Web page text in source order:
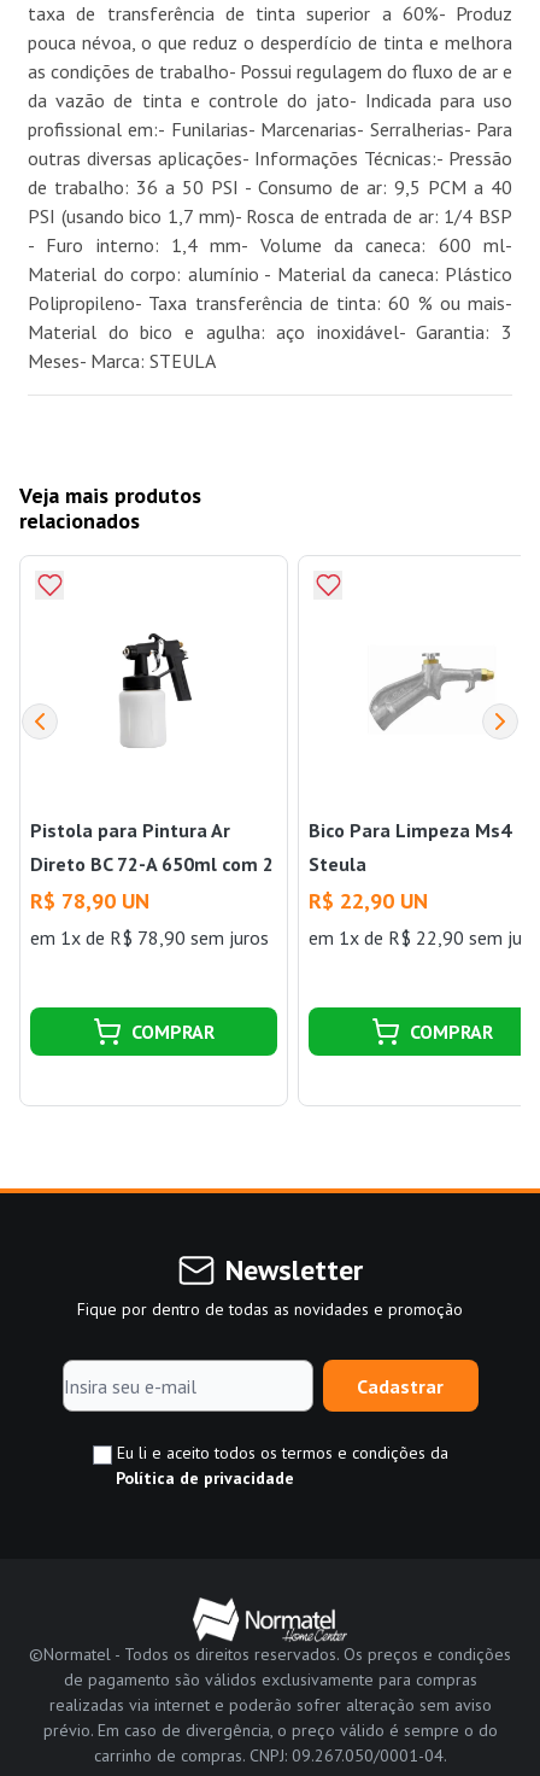
taxa de transferência de tinta superior a 60%- Produz
pouca névoa, o que reduz o desperdício de tinta e melhora
as condições de trabalho- Possui regulagem do fluxo de ar e
da vazão de tinta e controle do jato- Indicada para uso
profissional em:- Funilarias- Marcenarias- Serralherias- Para
outras diversas aplicações- Informações Técnicas:- Pressão
de trabalho: 36 a 50 PSI - Consumo de ar: 9,5 PCM a 40
PSI (usando bico 1,7 mm)- Rosca de entrada de ar: 1/4 BSP
- Furo interno: 1,4 mm- Volume da caneca: 600 ml-
Material do corpo: alumínio - Material da caneca: Plástico
Polipropileno- Taxa transferência de tinta: 60 % ou mais-
Material do bico e agulha: aço inoxidável- Garantia: 3
Meses- Marca: STEULA
Veja mais produtos
relacionados
Pistola para Pintura Ar
Direto BC 72-A 650ml com 2
Bicos Steula
R$ 78,90 UN
em 1x de R$ 78,90 sem juros
COMPRAR
Bico Para Limpeza Ms4
Steula
R$ 22,90 UN
em 1x de R$ 22,90 sem
COMPRAR
Newsletter
Fique por dentro de todas as novidades e promoção
Cadastrar
Eu li e aceito todos os termos e condições da
Política de privacidade
©Normatel - Todos os direitos reservados. Os preços e condições
de pagamento são válidos exclusivamente para compras
realizadas via internet e poderão sofrer alteração sem aviso
prévio. Em caso de divergência, o preço válido é sempre o do
carrinho de compras. CNPJ: 09.267.050/0001-04.